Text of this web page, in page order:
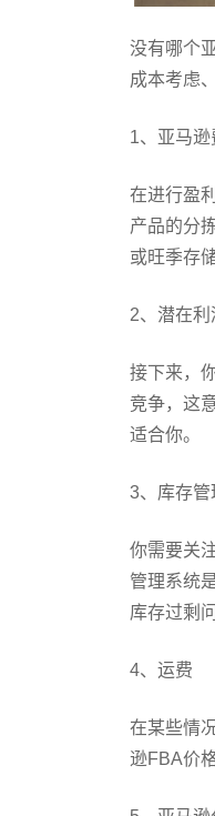
没有哪个
成本考虑
1、亚马逊
在进行盈
产品的分
或旺季存
2、潜在利
接下来，
竞争，这
适合你。
3、库存管
你需要关
管理系统
库存过剩
4、运费
在某些情
逊FBA价